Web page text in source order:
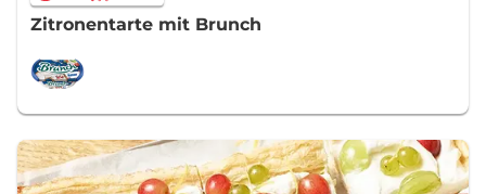
Zitronentarte mit Brunch